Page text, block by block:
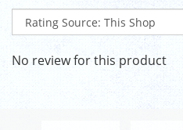
No review for this product